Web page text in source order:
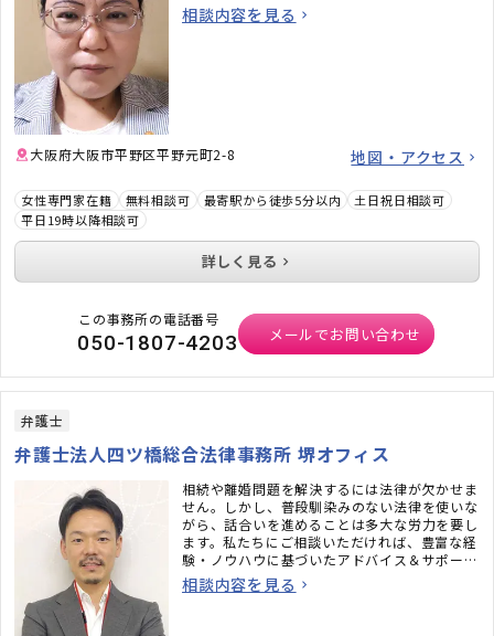
相談内容を見る
大阪府大阪市平野区平野元町2-8 地図・アクセス
女性専門家在籍 無料相談可 最寄駅から徒歩5分以内
土日祝日相談可
平日19時以降相談可
詳しく見る
この事務所の電話番号
050-1807-4203 メールでお問い合わせ
弁護士
弁護士法人四ツ橋総合法律事務所 堺オフィス
相続や離婚問題を解決するには法律が欠かせま
せん。しかし、普段馴染みのない法律を使いな
がら、話合いを進めることは多大な労力を要し
ます。私たちにご相談いただければ、豊富な経
験・ノウハウに基づいたアドバイス＆サポート
をさせていただきます。「相談してよかった」
と思っていただけるよう誠心誠意ご支援いたし
相談内容を見る